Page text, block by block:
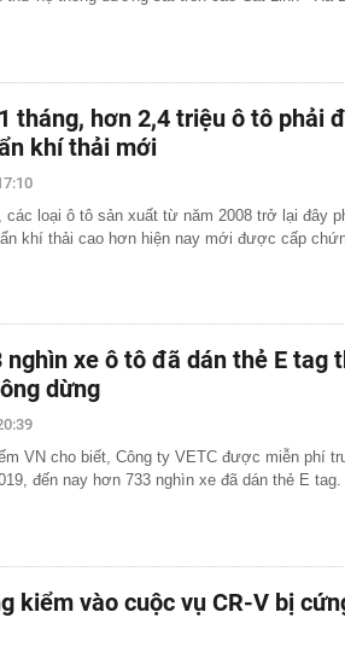
tháng, hơn 2,4 triệu ô tô phải
khí thải mới
các loại ô tô sản xuất từ năm 2008 trở lại đây
khí thải cao hơn hiện nay mới được cấp
nghìn xe ô tô đã dán thẻ E tag
dừng
VN cho biết, Công ty VETC được miễn phí
đến nay hơn 733 nghìn xe đã dán thẻ E tag.
kiểm vào cuộc vụ CR-V bị